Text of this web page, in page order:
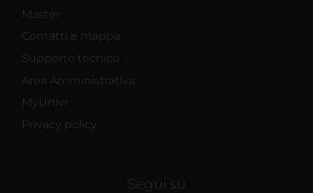
Master
Contatti e mappa
Supporto tecnico
Area Amministrativa
MyUnivr
Privacy policy
Segui su